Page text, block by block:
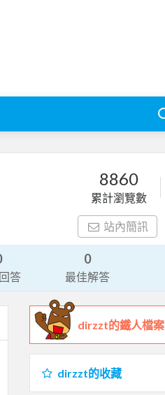
8860
累計瀏覽數
站內簡訊
答
0
最佳解答
dirzzt的鐵人檔案
dirzzt的收藏